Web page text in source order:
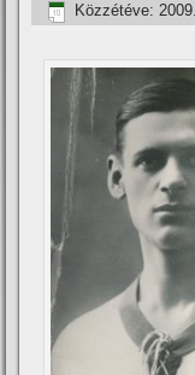
Közzétéve: